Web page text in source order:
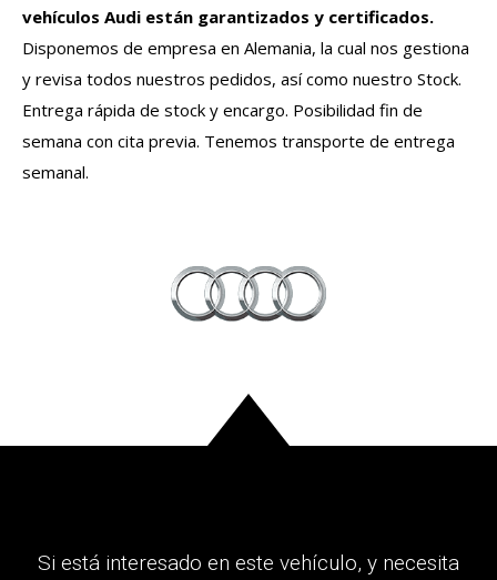
vehículos Audi están garantizados y certificados.
Disponemos de empresa en Alemania, la cual nos gestiona
y revisa todos nuestros pedidos, así como nuestro Stock.
Entrega rápida de stock y encargo. Posibilidad fin de
semana con cita previa. Tenemos transporte de entrega
semanal.
Si está interesado en este vehículo, y necesita